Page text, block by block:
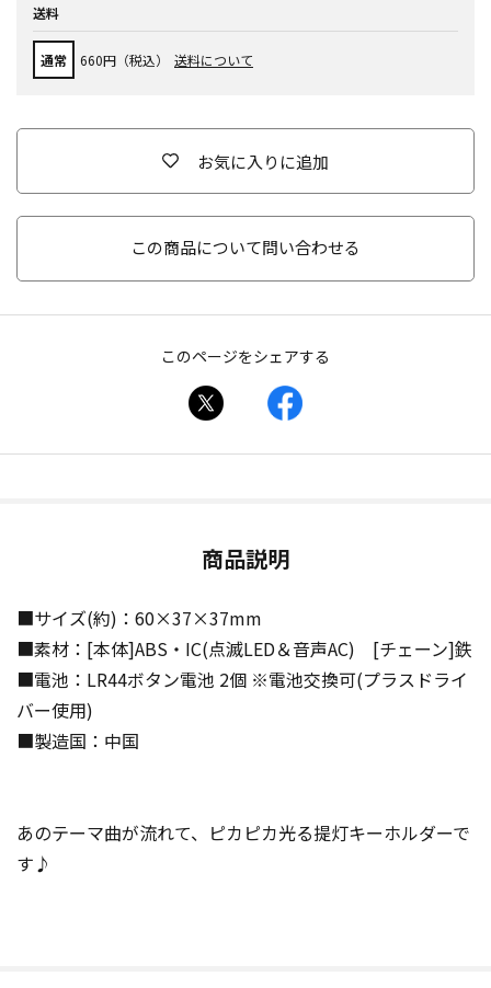
送料
通常 660円（税込） 送料について
お気に入りに追加
この商品について問い合わせる
このページをシェアする
商品説明
■サイズ(約)：60×37×37mm
■素材：[本体]ABS・IC(点滅LED＆音声AC) [チェーン]鉄
■電池：LR44ボタン電池 2個 ※電池交換可(プラスドライ
バー使用)
■製造国：中国
あのテーマ曲が流れて、ピカピカ光る提灯キーホルダーで
す♪